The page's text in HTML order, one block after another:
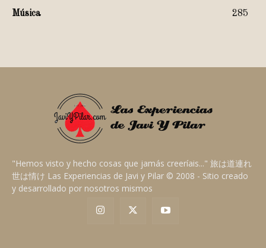
Música
285
"Hemos visto y hecho cosas que jamás creeríais..." 旅は道連れ
世は情け Las Experiencias de Javi y Pilar © 2008 - Sitio creado
y desarrollado por nosotros mismos